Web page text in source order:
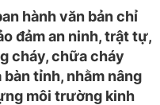
hành văn bản chỉ
đảm an ninh, trật tự,
cháy, chữa cháy
tỉnh, nhằm nâng
môi trường kinh